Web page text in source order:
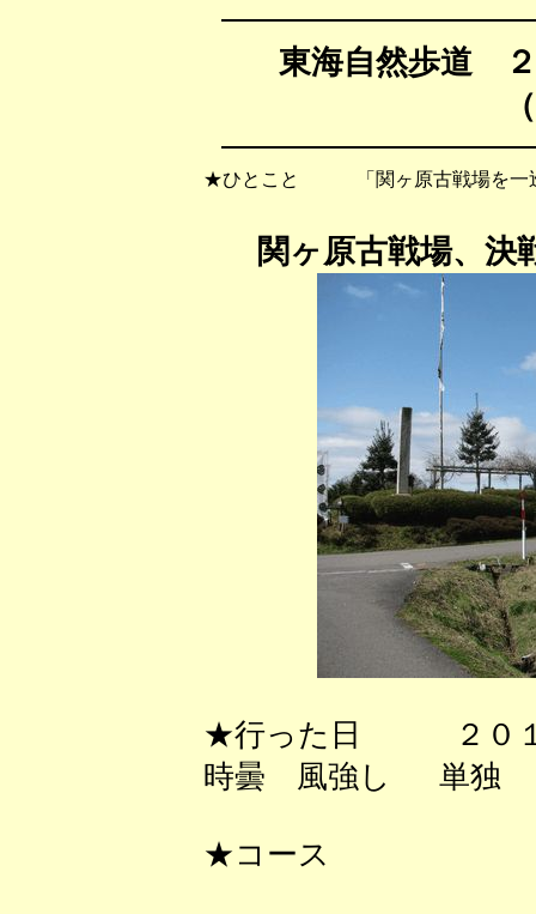
東海自然歩道 ２
★ひとこと 「関ヶ原古戦場を一巡
関ヶ原古戦場、決
★行った日 ２０１
時曇 風強し 単独
★コース